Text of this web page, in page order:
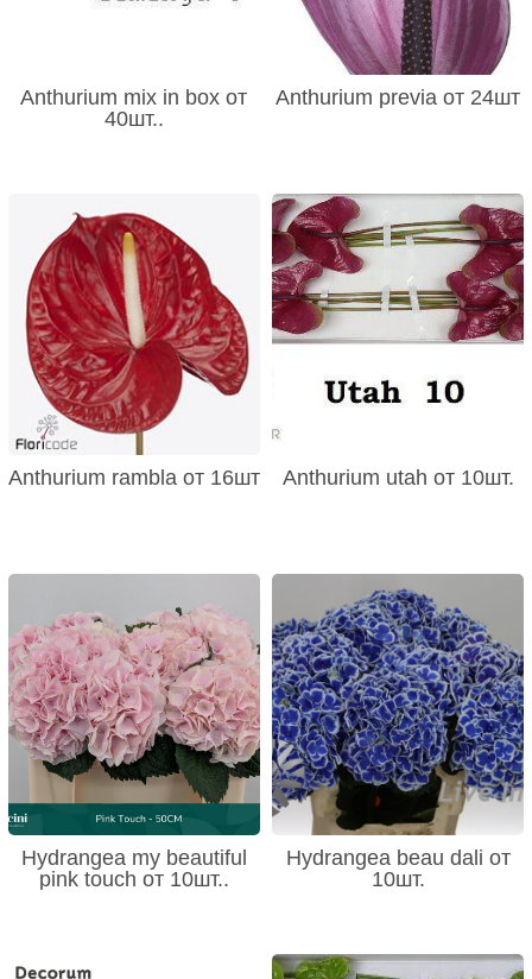
Anthurium mix in box от
40шт..
Anthurium previa от 24шт
Anthurium rambla от 16шт Anthurium utah от 10шт.
Hydrangea my beautiful
pink touch от 10шт..
Hydrangea beau dali от
10шт.